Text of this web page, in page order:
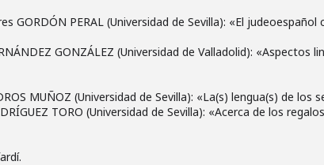
GORDÓN PERAL (Universidad de Sevilla): «El
GONZÁLEZ (Universidad de Valladolid):
MUÑOZ (Universidad de Sevilla): «La(s) lengua(s) de los
TORO (Universidad de Sevilla): «Acerca de los